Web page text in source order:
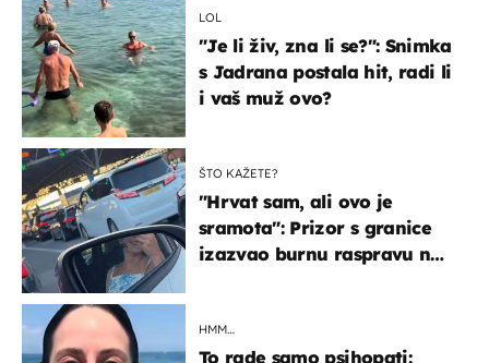
LOL
"Je li živ, zna li se?": Snimka
s Jadrana postala hit, radi li
i vaš muž ovo?
ŠTO KAŽETE?
"Hrvat sam, ali ovo je
sramota": Prizor s granice
izazvao burnu raspravu na
HMM…
To rade samo psihopati: